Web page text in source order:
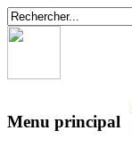
Menu principal